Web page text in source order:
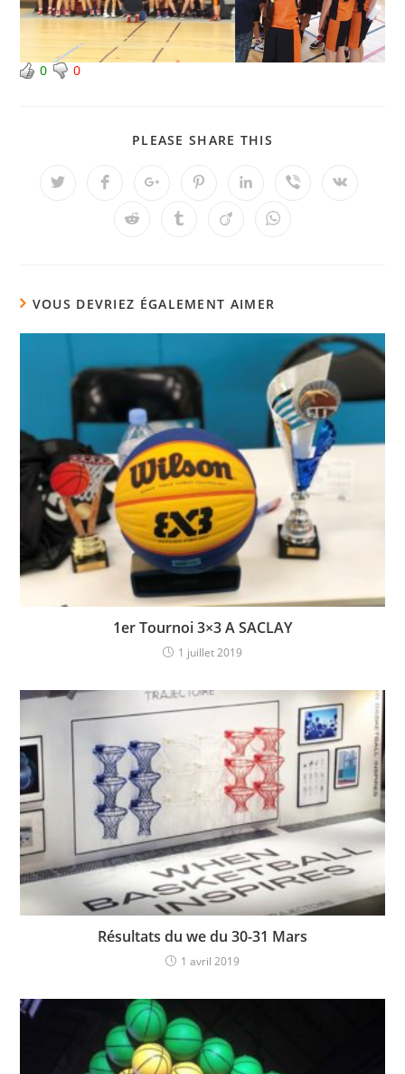
0 0
PLEASE SHARE THIS
VOUS DEVRIEZ ÉGALEMENT AIMER
1er Tournoi 3×3 A SACLAY
1 juillet 2019
Résultats du we du 30-31 Mars
1 avril 2019